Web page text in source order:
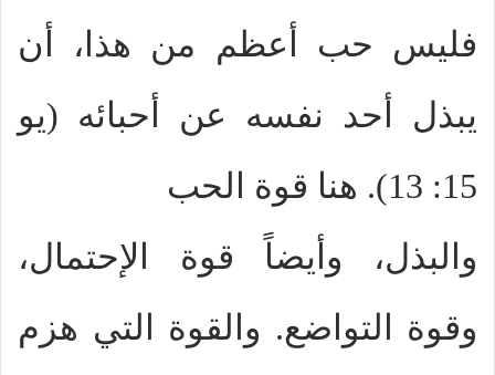
فليس حب أعظم من هذا، أن
يبذل أحد نفسه عن أحبائه (يو
15: 13). هنا قوة الحب
والبذل، وأيضاً قوة الإحتمال،
وقوة التواضع. والقوة التي هزم